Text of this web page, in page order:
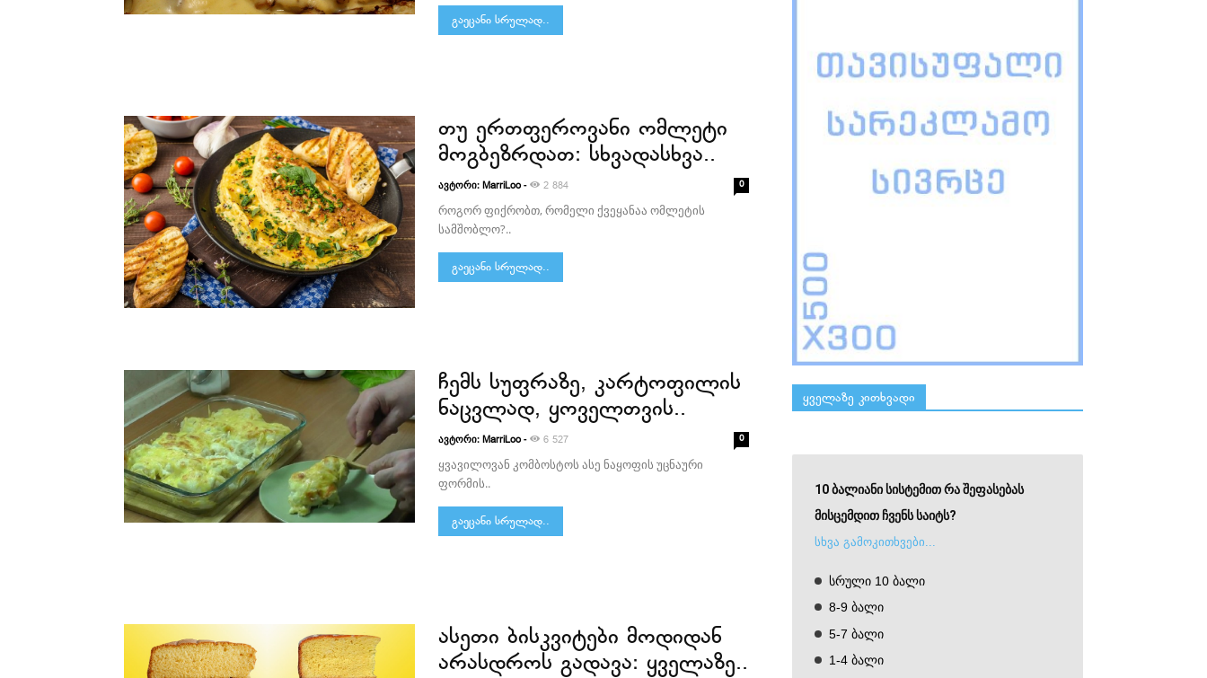
გაეცანი სრულად..
თუ ერთფეროვანი ომლეტი
მოგბეზრდათ: სხვადასხვა..
ავტორი: MarriLoo- 2 884 0
როგორ ფიქრობთ, რომელი ქვეყანაა ომლეტის
სამშობლო?..
გაეცანი სრულად..
ჩემს სუფრაზე, კარტოფილის
ნაცვლად, ყოველთვის..
ავტორი: MarriLoo- 6 527 0
ყვავილოვან კომბოსტოს ასე ნაყოფის უცნაური
ფორმის..
გაეცანი სრულად..
ასეთი ბისკვიტები მოდიდან
არასდროს გადავა: ყველაზე..
ყველაზე კითხვადი
10 ბალიანი სისტემით რა შეფასებას
მისცემდით ჩვენს საიტს?
სხვა გამოკითხვები...
სრული 10 ბალი
8-9 ბალი
5-7 ბალი
1-4 ბალი